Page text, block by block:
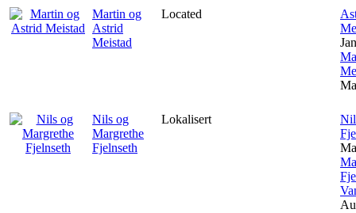
Martin og
Astrid
Meistad
Located
Nils og
Margrethe
Fjelnseth
Lokalisert